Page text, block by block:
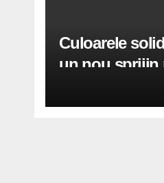
Culoarele
un nou sprijin